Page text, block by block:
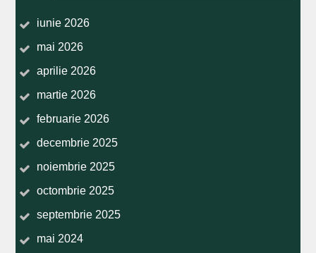
iunie 2026
mai 2026
aprilie 2026
martie 2026
februarie 2026
decembrie 2025
noiembrie 2025
octombrie 2025
septembrie 2025
mai 2024